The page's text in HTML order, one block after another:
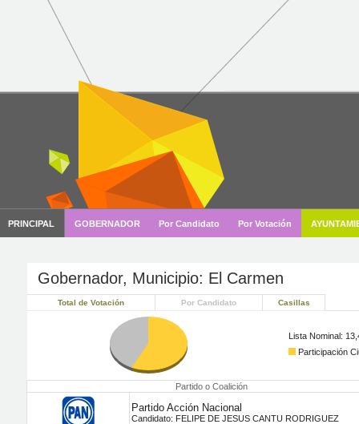
Gobernador, Municipio: El Carmen
Total de Votación Por Candidato Casillas
Lista Nominal:
Participación
Partido o Coalición
Partido Acción Nacional
Candidato: FELIPE DE JESUS CANTU RODRIGUEZ